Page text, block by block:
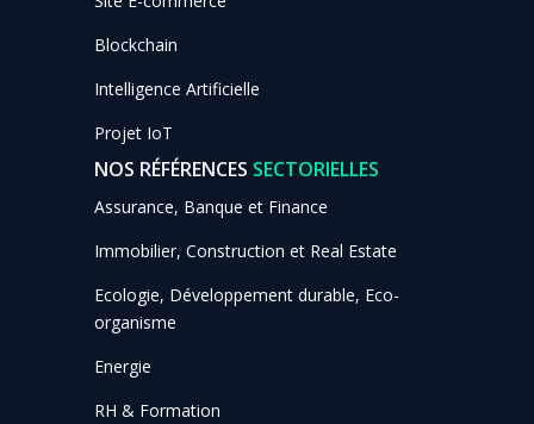
Blockchain
Intelligence Artificielle
Projet IoT
NOS RÉFÉRENCES SECTORIELLES
Assurance, Banque et Finance
Immobilier, Construction et Real Estate
Ecologie, Développement durable, Eco-
organisme
Energie
RH & Formation